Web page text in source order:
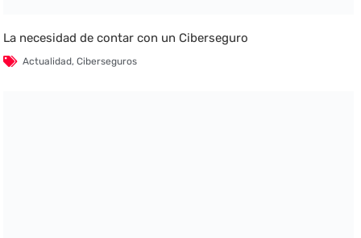
La necesidad de contar con un Ciberseguro
Actualidad,Ciberseguros